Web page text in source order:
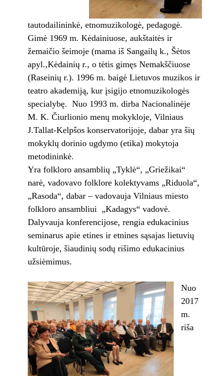
tautodailininkė, etnomuzikologė, pedagogė.
Gimė 1969 m. Kėdainiuose, aukštaitės ir
žemaičio šeimoje (mama iš Sangailų k., Šėtos
apyl.,Kėdainių r., o tėtis gimęs Nemakščiuose
(Raseinių r.). 1996 m. baigė Lietuvos muzikos ir
teatro akademiją, kur įsigijo etnomuzikologės
specialybę. Nuo 1993 m. dirba Nacionalinėje
M. K. Čiurlionio menų mokykloje, Vilniaus
J.Tallat-Kelpšos konservatorijoje, dabar yra šių
mokyklų dorinio ugdymo (etika) mokytoja
metodininkė.
Yra folkloro ansamblių „Tyklė“, „Griežikai“
narė, vadovavo folklore kolektyvams „Riduola“,
„Rasoda“, dabar – vadovauja Vilniaus miesto
folkloro ansambliui „Kadagys“ vadovė.
Dalyvauja konferencijose, rengia edukacinius
seminarus apie etines ir etnines sąsajas lietuvių
kultūroje, šiaudinių sodų rišimo edukacinius
užsiėmimus.
Nuo
2017
m.
riša